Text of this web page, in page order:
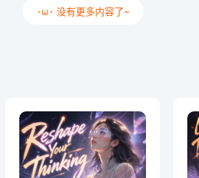
･ω･ 没有更多内容了~